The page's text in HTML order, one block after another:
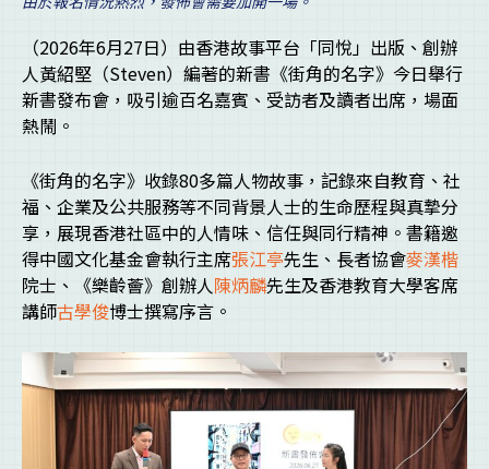
（2026年6月27日）由香港故事平台「同悅」出版、創辦
人黃紹堅（Steven）編著的新書《街角的名字》今日舉行
新書發布會，吸引逾百名嘉賓、受訪者及讀者出席，場面
熱鬧。
《街角的名字》收錄80多篇人物故事，記錄來自教育、社
福、企業及公共服務等不同背景人士的生命歷程與真摯分
享，展現香港社區中的人情味、信任與同行精神。書籍邀
得中國文化基金會執行主席張江亭先生、長者協會麥漢楷
院士、《樂齡薈》創辦人陳炳麟先生及香港教育大學客席
講師古學俊博士撰寫序言。